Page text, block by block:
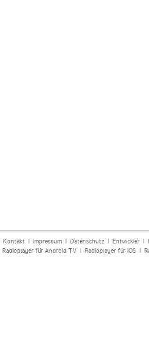
Kontakt| Impressum| Datenschutz| Entwickler|
Radioplayer für Android TV| Radioplayer für iOS|